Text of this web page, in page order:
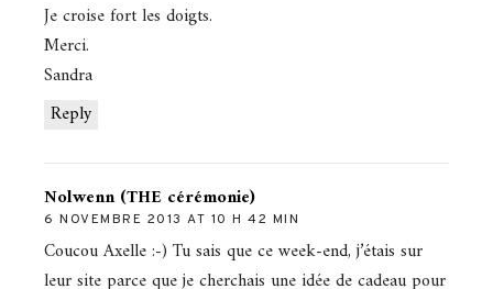
Reply
Je croise fort les doigts.
Merci.
Sandra
Nolwenn (THE cérémonie)
6 NOVEMBRE 2013 AT 10 H 42 MIN
Coucou Axelle :-) Tu sais que ce week-end, j’étais sur
leur site parce que je cherchais une idée de cadeau pour